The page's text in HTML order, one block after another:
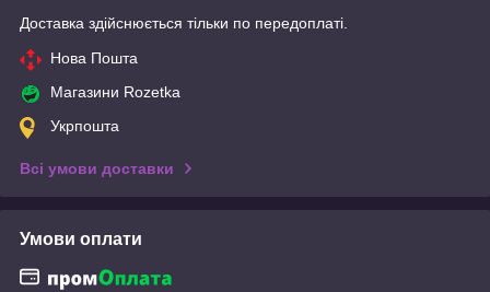
Доставка здійснюється тільки по передоплаті.
Нова Пошта
Магазини Rozetka
Укрпошта
Всі умови доставки
Умови оплати